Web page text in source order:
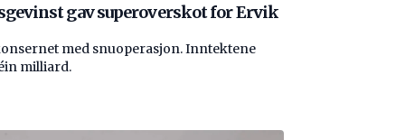
gav superoverskot for Ervik
med snuoperasjon. Inntektene
milliard.